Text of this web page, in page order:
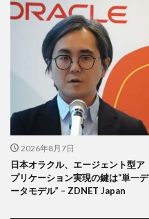
2026年8月7日
日本オラクル、エージェント型ア
プリケーション実現の鍵は“単一デ
ータモデル” – ZDNET Japan